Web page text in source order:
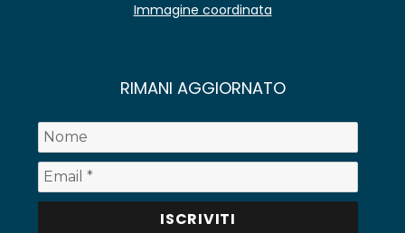
Immagine coordinata
RIMANI AGGIORNATO